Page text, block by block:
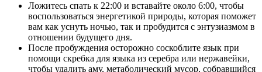
Ложитесь спать к 22:00 и вставайте около 6:00, чтобы
воспользоваться энергетикой природы, которая поможет
вам как уснуть ночью, так и пробудится с энтузиазмом в
отношении будущего дня.
После пробуждения осторожно соскоблите язык при
помощи скребка для языка из серебра или нержавейки,
чтобы удалить аму, метаболический мусор, собравшийся